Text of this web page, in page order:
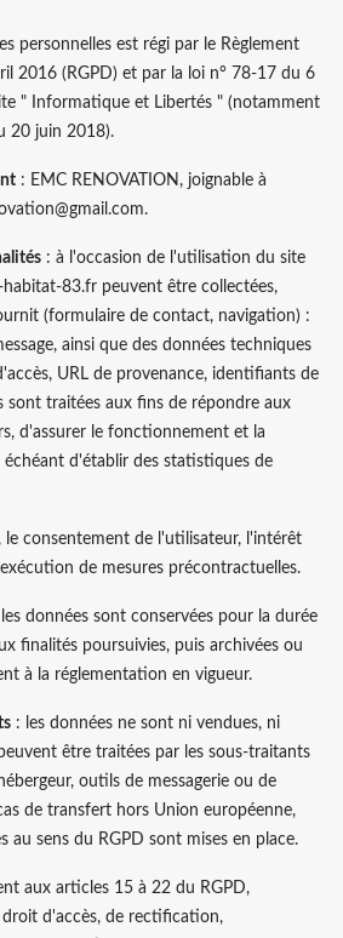
personnelles est régi par le Règlement
2016 (RGPD) et par la loi n° 78-17 du 6
" Informatique et Libertés " (notamment
20 juin 2018).
: EMC RENOVATION, joignable à
: à l'occasion de l'utilisation du site
83.fr peuvent être collectées,
(formulaire de contact, navigation) :
ainsi que des données techniques
URL de provenance, identifiants de
sont traitées aux fins de répondre aux
d'assurer le fonctionnement et la
échéant d'établir des statistiques de
le consentement de l'utilisateur, l'intérêt
de mesures précontractuelles.
données sont conservées pour la durée
finalités poursuivies, puis archivées ou
à la réglementation en vigueur.
: les données ne sont ni vendues, ni
être traitées par les sous-traitants
outils de messagerie ou de
de transfert hors Union européenne,
au sens du RGPD sont mises en place.
aux articles 15 à 22 du RGPD,
d'accès, de rectification,